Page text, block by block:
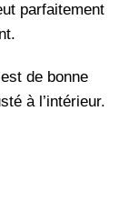
parfaitement
de bonne
à l’intérieur.